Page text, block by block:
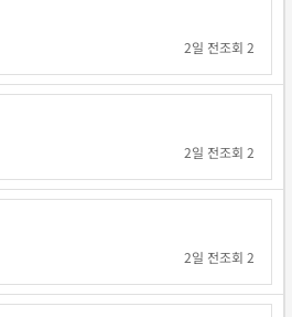
2일 전조회 2
2일 전조회 2
2일 전조회 2